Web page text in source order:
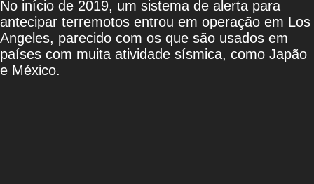
No início de 2019, um sistema de alerta para
antecipar terremotos entrou em operação em Los
Angeles, parecido com os que são usados em
países com muita atividade sísmica, como Japão
e México.